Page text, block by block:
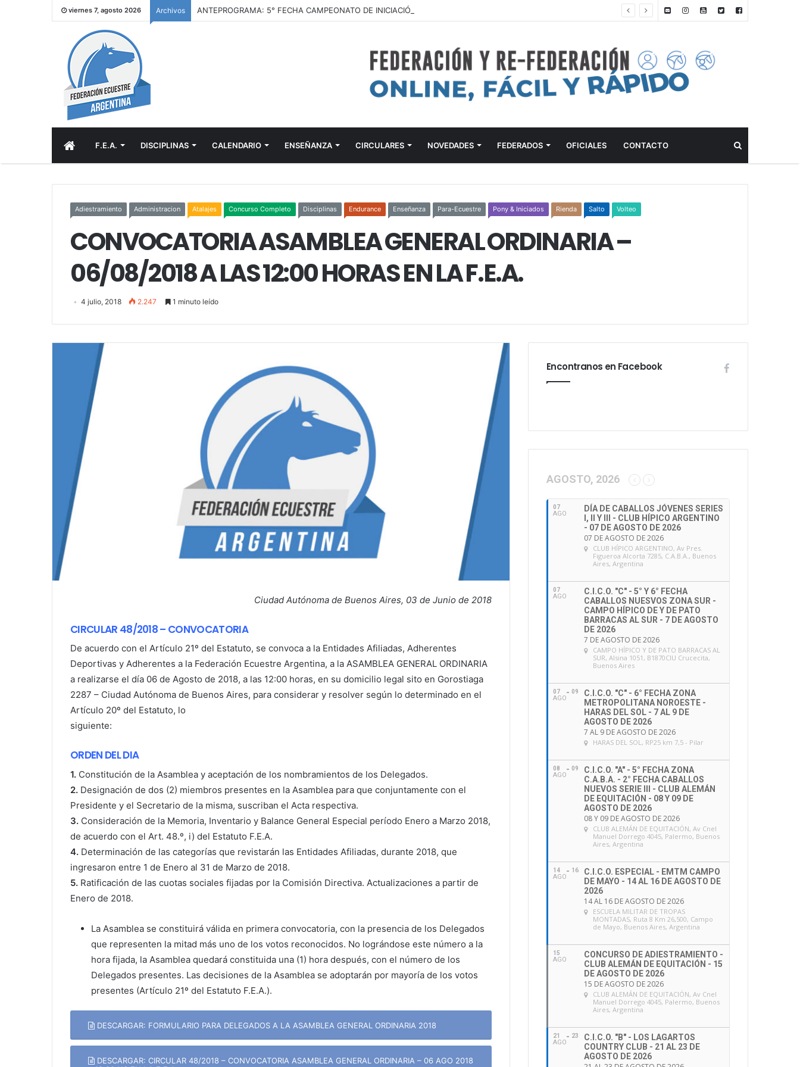
viernes 7, agosto 2026 Archivos
INICIOF.E.A. DISCIPLINAS CALENDARIO ENSEÑANZA CIRCULARES NOVEDADES FEDERADOS OFICIALES CONTACTO
Adiestramiento Administracion Atalajes Concurso Completo Disciplinas Endurance Enseñanza Para-Ecuestre Pony & Iniciados Rienda Salto Volteo
CONVOCATORIA ASAMBLEA GENERAL ORDINARIA –
06/08/2018 A LAS 12:00 HORAS EN LA F.E.A.
4 julio, 2018 2.247 1 minuto leído
Ciudad Autónoma de Buenos Aires, 03 de Junio de 2018
CIRCULAR 48/2018 – CONVOCATORIA
De acuerdo con el Artículo 21º del Estatuto, se convoca a la Entidades Afiliadas, Adherentes
Deportivas y Adherentes a la Federación Ecuestre Argentina, a la ASAMBLEA GENERAL ORDINARIA
a realizarse el día 06 de Agosto de 2018, a las 12:00 horas, en su domicilio legal sito en Gorostiaga
2287 – Ciudad Autónoma de Buenos Aires, para considerar y resolver según lo determinado en el
Artículo 20º del Estatuto, lo
siguiente:
ORDEN DEL DIA
1. Constitución de la Asamblea y aceptación de los nombramientos de los Delegados.
2. Designación de dos (2) miembros presentes en la Asamblea para que conjuntamente con el
Presidente y el Secretario de la misma, suscriban el Acta respectiva.
3. Consideración de la Memoria, Inventario y Balance General Especial período Enero a Marzo 2018,
de acuerdo con el Art. 48.º, i) del Estatuto F.E.A.
4. Determinación de las categorías que revistarán las Entidades Afiliadas, durante 2018, que
ingresaron entre 1 de Enero al 31 de Marzo de 2018.
5. Ratificación de las cuotas sociales fijadas por la Comisión Directiva. Actualizaciones a partir de
Enero de 2018.
La Asamblea se constituirá válida en primera convocatoria, con la presencia de los Delegados
que representen la mitad más uno de los votos reconocidos. No lográndose este número a la
hora fijada, la Asamblea quedará constituida una (1) hora después, con el número de los
Delegados presentes. Las decisiones de la Asamblea se adoptarán por mayoría de los votos
presentes (Artículo 21º del Estatuto F.E.A.).
DESCARGAR: FORMULARIO PARA DELEGADOS A LA ASAMBLEA GENERAL ORDINARIA 2018
DESCARGAR: CIRCULAR 48/2018 – CONVOCATORIA ASAMBLEA GENERAL ORDINARIA – 06 AGO 2018
Encontranos en Facebook
AGOSTO, 2026
07
AGO
DÍA DE CABALLOS JÓVENES SERIES
I, II Y III - CLUB HÍPICO ARGENTINO
- 07 DE AGOSTO DE 2026
07 DE AGOSTO DE 2026
CLUB HÍPICO ARGENTINO, Av Pres.
Figueroa Alcorta 7285, C.A.B.A., Buenos
Aires, Argentina
07
AGO
C.I.C.O. "C" - 5° Y 6° FECHA
CABALLOS NUESVOS ZONA SUR -
CAMPO HÍPICO DE Y DE PATO
BARRACAS AL SUR - 7 DE AGOSTO
DE 2026
7 DE AGOSTO DE 2026
CAMPO HÍPICO Y DE PATO BARRACAS AL
SUR, Alsina 1051, B1870CIU Crucecita,
Buenos Aires
07
AGO
09
C.I.C.O. "C" - 6° FECHA ZONA
METROPOLITANA NOROESTE -
HARAS DEL SOL - 7 AL 9 DE
AGOSTO DE 2026
7 AL 9 DE AGOSTO DE 2026
HARAS DEL SOL, RP25 km 7,5 - Pilar
08
AGO
09
C.I.C.O. "A" - 5° FECHA ZONA
C.A.B.A. - 2° FECHA CABALLOS
NUEVOS SERIE III - CLUB ALEMÁN
DE EQUITACIÓN - 08 Y 09 DE
AGOSTO DE 2026
08 Y 09 DE AGOSTO DE 2026
CLUB ALEMÁN DE EQUITACIÓN, Av Cnel
Manuel Dorrego 4045, Palermo, Buenos
Aires, Argentina
14
AGO
16
C.I.C.O. ESPECIAL - EMTM CAMPO
DE MAYO - 14 AL 16 DE AGOSTO DE
2026
14 AL 16 DE AGOSTO DE 2026
ESCUELA MILITAR DE TROPAS
MONTADAS, Ruta 8 Km 26,500, Campo
de Mayo, Buenos Aires, Argentina
15
AGO
CONCURSO DE ADIESTRAMIENTO -
CLUB ALEMÁN DE EQUITACIÓN - 15
DE AGOSTO DE 2026
15 DE AGOSTO DE 2026
CLUB ALEMÁN DE EQUITACIÓN, Av Cnel
Manuel Dorrego 4045, Palermo, Buenos
Aires, Argentina
21
AGO
23
C.I.C.O. "B" - LOS LAGARTOS
COUNTRY CLUB - 21 AL 23 DE
AGOSTO DE 2026